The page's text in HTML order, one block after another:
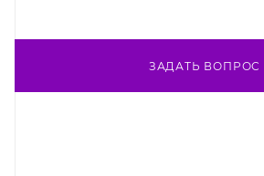
ЗАДАТЬ ВОПРОС